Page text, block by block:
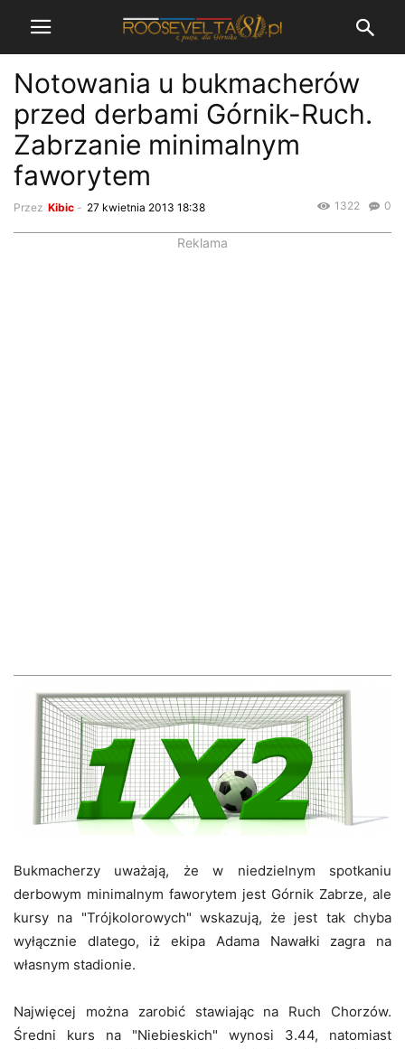
Notowania u bukmacherów
przed derbami Górnik-Ruch.
Zabrzanie minimalnym
faworytem
Przez Kibic - 27 kwietnia 2013 18:38 0
1322
Bukmacherzy uważają, że w niedzielnym spotkaniu
derbowym minimalnym faworytem jest Górnik Zabrze, ale
kursy na "Trójkolorowych" wskazują, że jest tak chyba
wyłącznie dlatego, iż ekipa Adama Nawałki zagra na
własnym stadionie.
Najwięcej można zarobić stawiając na Ruch Chorzów.
Średni kurs na "Niebieskich" wynosi 3.44, natomiast